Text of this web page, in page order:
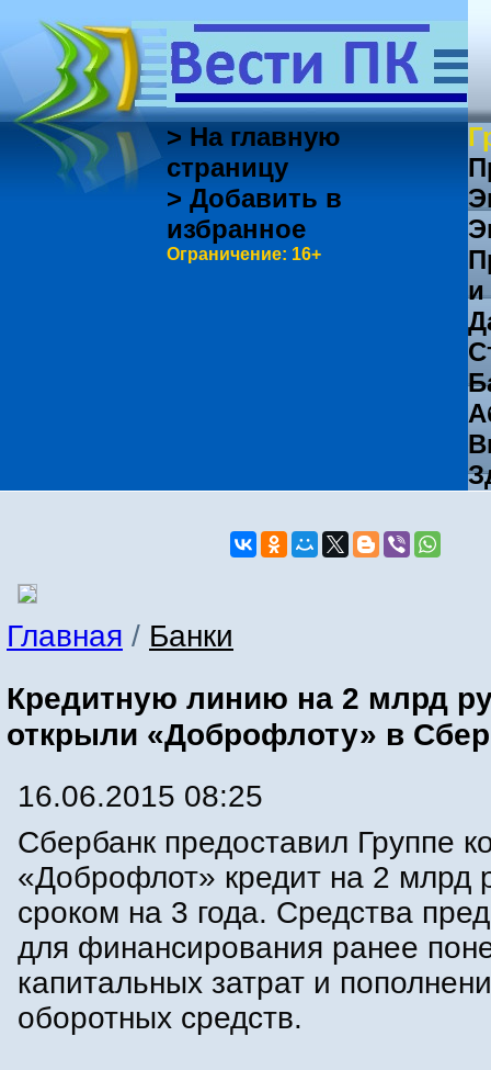
> На главную
страницу
> Добавить в
избранное
Ограничение: 16+
Главная / Банки
Кредитную линию на 2 млрд
открыли «Доброфлоту» в
16.06.2015 08:25
Сбербанк предоставил Группе
«Доброфлот» кредит на 2 млрд
сроком на 3 года. Средства
для финансирования ранее
капитальных затрат и
оборотных средств.